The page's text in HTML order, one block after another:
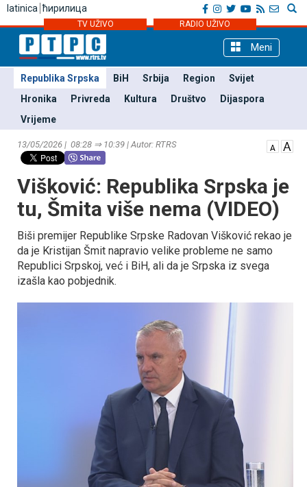
latinica ћирилица
TV UŽIVO RADIO UŽIVO
Meni
Republika Srpska BiH Srbija Region
Svijet
Hronika
Privreda Kultura Društvo
Dijaspora
Vrijeme
13/05/2026 | 08:28 ⇒ 10:39 | Autor: RTRS
Višković: Republika Srpska je
tu, Šmita više nema (VIDEO)
Biši premijer Republike Srpske Radovan Višković rekao je
da je Kristijan Šmit napravio velike probleme ne samo
Republici Srpskoj, već i BiH, ali da je Srpska iz svega
izašla kao pobjednik.